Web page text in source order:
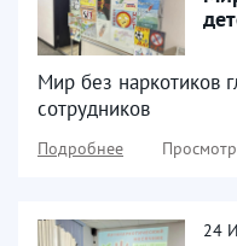
Мир без наркотиков
сотрудников
Подробнее
24